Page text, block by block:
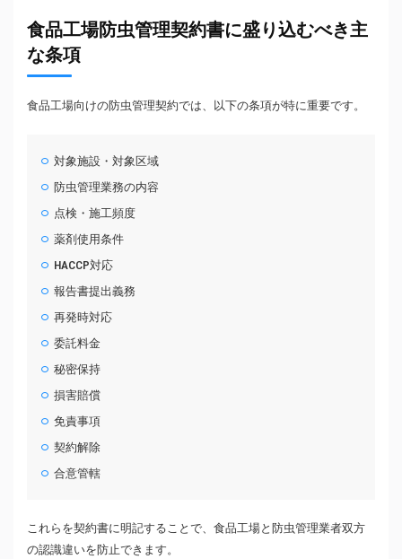
食品工場防虫管理契約書に盛り込むべき主
な条項
食品工場向けの防虫管理契約では、以下の条項が特に重要です。
対象施設・対象区域
防虫管理業務の内容
点検・施工頻度
薬剤使用条件
HACCP対応
報告書提出義務
再発時対応
委託料金
秘密保持
損害賠償
免責事項
契約解除
合意管轄
これらを契約書に明記することで、食品工場と防虫管理業者双方
の認識違いを防止できます。